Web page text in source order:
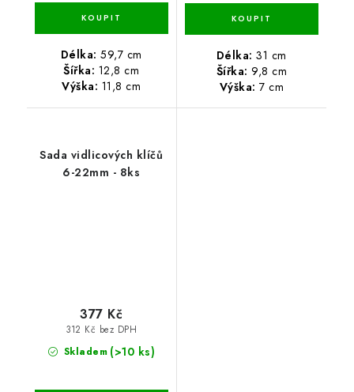
Délka: 59,7 cm
Šířka: 12,8 cm
Výška: 11,8 cm
Délka: 31 cm
Šířka: 9,8 cm
Výška: 7 cm
Sada vidlicových klíčů
6-22mm - 8ks
Skladem (>10 ks)
312 Kč bez DPH
377 Kč